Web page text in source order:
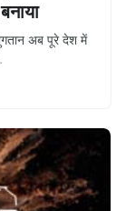
अब पूरे देश में